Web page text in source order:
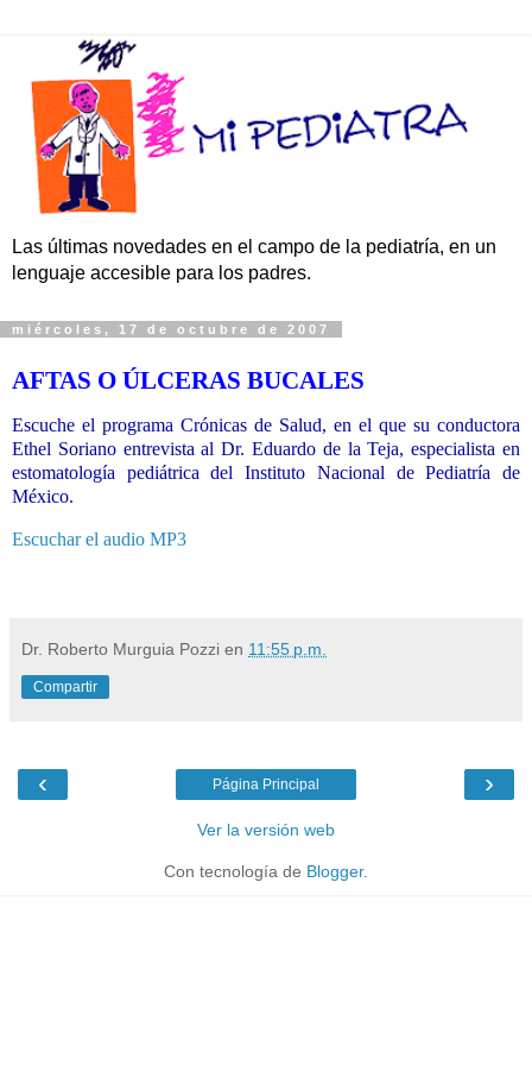
Las últimas novedades en el campo de la pediatría, en un
lenguaje accesible para los padres.
miércoles, 17 de octubre de 2007
AFTAS O ÚLCERAS BUCALES
Escuche el programa Crónicas de Salud, en el que su conductora
Ethel Soriano entrevista al Dr. Eduardo de la Teja, especialista en
estomatología pediátrica del Instituto Nacional de Pediatría de
México.
Escuchar el audio MP3
Dr. Roberto Murguia Pozzi en 11:55 p.m.
Compartir
‹ ›
Página Principal
Ver la versión web
Con tecnología de Blogger.